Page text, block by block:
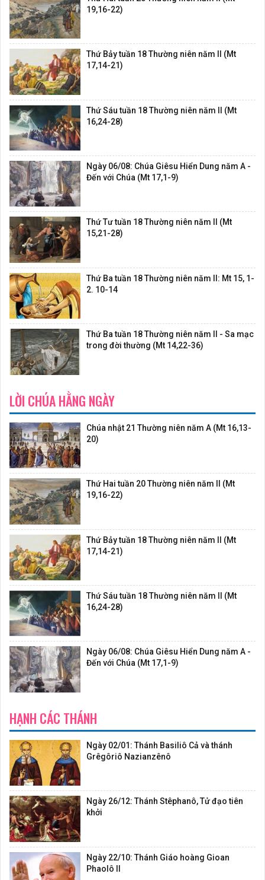
19,16-22)
Thứ Bảy tuần 18 Thường niên năm II (Mt
17,14-21)
Thứ Sáu tuần 18 Thường niên năm II (Mt
16,24-28)
Ngày 06/08: Chúa Giêsu Hiển Dung năm A -
Đến với Chúa (Mt 17,1-9)
Thứ Tư tuần 18 Thường niên năm II (Mt
15,21-28)
Thứ Ba tuần 18 Thường niên năm II: Mt 15, 1-
2. 10-14
Thứ Ba tuần 18 Thường niên năm II - Sa mạc
trong đời thường (Mt 14,22-36)
LỜI CHÚA HẰNG NGÀY
Chúa nhật 21 Thường niên năm A (Mt 16,13-
20)
Thứ Hai tuần 20 Thường niên năm II (Mt
19,16-22)
Thứ Bảy tuần 18 Thường niên năm II (Mt
17,14-21)
Thứ Sáu tuần 18 Thường niên năm II (Mt
16,24-28)
Ngày 06/08: Chúa Giêsu Hiển Dung năm A -
Đến với Chúa (Mt 17,1-9)
HẠNH CÁC THÁNH
Ngày 02/01: Thánh Basiliô Cả và thánh
Grêgôriô Nazianzênô
Ngày 26/12: Thánh Stêphanô, Tử đạo tiên
khởi
Ngày 22/10: Thánh Giáo hoàng Gioan
Phaolô II